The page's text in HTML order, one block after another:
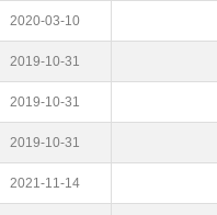
2020-03-10
2019-10-31
2019-10-31
2019-10-31
2021-11-14